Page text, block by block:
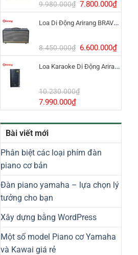
8.800.000₫.
9.980.000₫ Giá
gốc
là:
7.800.000₫Giá
hiện
tại
Loa Di Động Arirang BRAVO 8 800W Có Micro
8.450.000₫ Giá
gốc
là:
6.600.000₫Giá
hiện
tại
Loa Karaoke Di Động Arirang EDGE-X Model I
10.230.000₫
Giá
gốc
là:
10.230.000₫.
7.990.000₫Giá
hiện
tại
7.990.000₫.
Bài viết mới
Phân biệt các loại phím đàn
piano cơ bản
Đàn piano yamaha – lựa chọn lý
tưởng cho bạn
Xây dựng bằng WordPress
Một số model Piano cơ Yamaha
và Kawai giá rẻ